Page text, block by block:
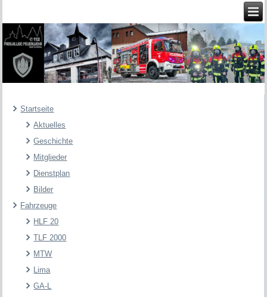
Startseite
Aktuelles
Geschichte
Mitglieder
Dienstplan
Bilder
Fahrzeuge
HLF 20
TLF 2000
MTW
Lima
GA-L